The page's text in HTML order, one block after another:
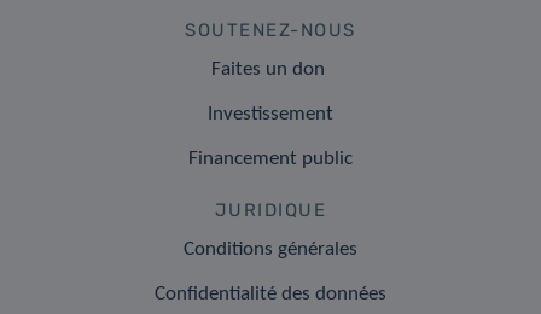
SOUTENEZ-NOUS
Faites un don
Investissement
Financement public
JURIDIQUE
Conditions générales
Confidentialité des données